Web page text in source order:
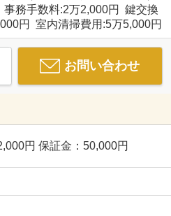
事務手数料:2万2,000円 鍵交換
円 室内清掃費用:5万5,000円
お問い合わせ
円 保証金：50,000円